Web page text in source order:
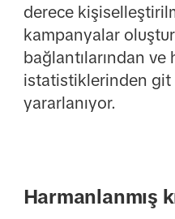
derece
kampanyalar
bağlantılarından
istatistiklerinden git
yararlanıyor.
Harmanlanmış